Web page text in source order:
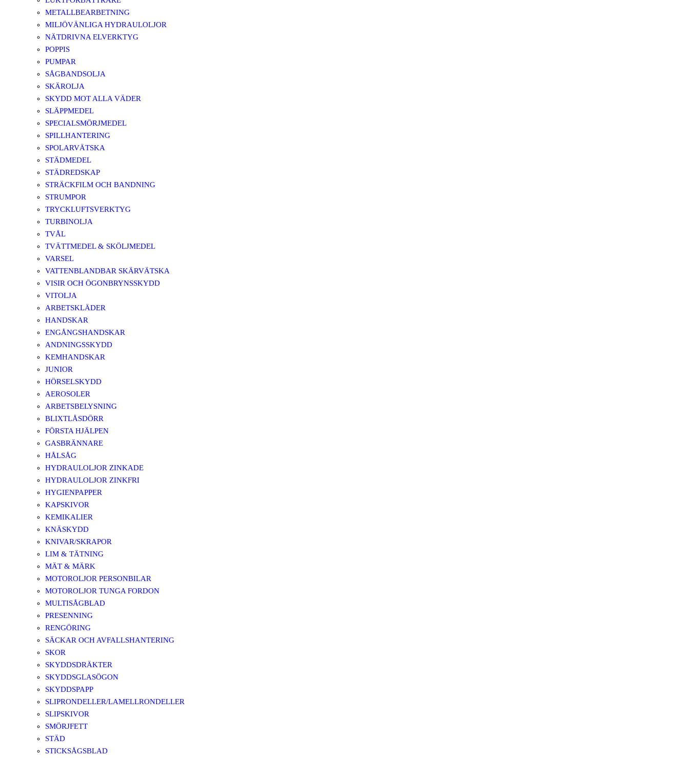
METALLBEARBETNING
MILJÖVÄNLIGA HYDRAULOLJOR
NÄTDRIVNA ELVERKTYG
POPPIS
PUMPAR
SÅGBANDSOLJA
SKÄROLJA
SKYDD MOT ALLA VÄDER
SLÄPPMEDEL
SPECIALSMÖRJMEDEL
SPILLHANTERING
SPOLARVÄTSKA
STÄDMEDEL
STÄDREDSKAP
STRÄCKFILM OCH BANDNING
STRUMPOR
TRYCKLUFTSVERKTYG
TURBINOLJA
TVÅL
TVÄTTMEDEL & SKÖLJMEDEL
VARSEL
VATTENBLANDBAR SKÄRVÄTSKA
VISIR OCH ÖGONBRYNSSKYDD
VITOLJA
ARBETSKLÄDER
HANDSKAR
ENGÅNGSHANDSKAR
ANDNINGSSKYDD
KEMHANDSKAR
JUNIOR
HÖRSELSKYDD
AEROSOLER
ARBETSBELYSNING
BLIXTLÅSDÖRR
FÖRSTA HJÄLPEN
GASBRÄNNARE
HÅLSÅG
HYDRAULOLJOR ZINKADE
HYDRAULOLJOR ZINKFRI
HYGIENPAPPER
KAPSKIVOR
KEMIKALIER
KNÄSKYDD
KNIVAR/SKRAPOR
LIM & TÄTNING
MÄT & MÄRK
MOTOROLJOR PERSONBILAR
MOTOROLJOR TUNGA FORDON
MULTISÅGBLAD
PRESENNING
RENGÖRING
SÄCKAR OCH AVFALLSHANTERING
SKOR
SKYDDSDRÄKTER
SKYDDSGLASÖGON
SKYDDSPAPP
SLIPRONDELLER/LAMELLRONDELLER
SLIPSKIVOR
SMÖRJFETT
STÄD
STICKSÅGSBLAD